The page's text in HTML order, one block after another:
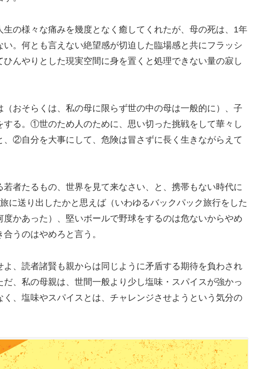
生の様々な痛みを幾度となく癒してくれたが、母の死は、1年
。何とも言えない絶望感が切迫した臨場感と共にフラッシ
ひんやりとした現実空間に身を置くと処理できない量の寂し
おそらくは、私の母に限らず世の中の母は一般的に）、子
する。①世のため人のために、思い切った挑戦をして華々し
、②自分を大事にして、危険は冒さずに長く生きながらえて
者たるもの、世界を見て来なさい、と、携帯もない時代に
に送り出したかと思えば（いわゆるバックパック旅行をした
かあった）、堅いボールで野球をするのは危ないからやめ
うのはやめろと言う。
よ、読者諸賢も親からは同じように矛盾する期待を負わされ
、私の母親は、世間一般より少し塩味・スパイスが強かっ
、塩味やスパイスとは、チャレンジさせようという気分の